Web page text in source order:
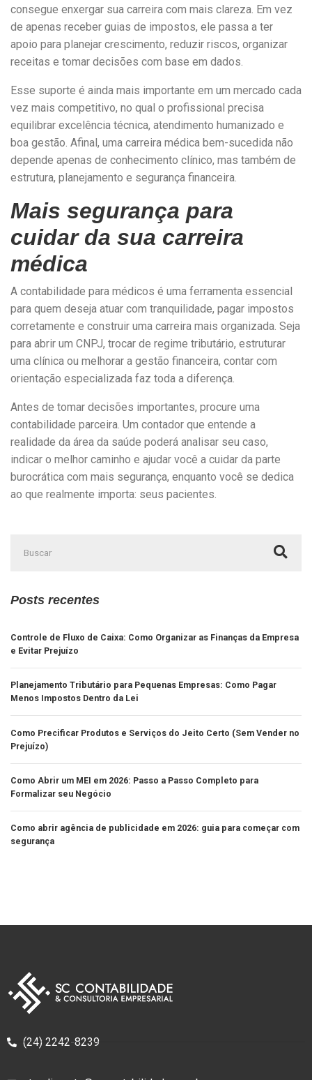
consegue enxergar sua carreira com mais clareza. Em vez
de apenas receber guias de impostos, ele passa a ter
apoio para planejar crescimento, reduzir riscos, organizar
receitas e tomar decisões com base em dados.
Esse suporte é ainda mais importante em um mercado cada
vez mais competitivo, no qual o profissional precisa
equilibrar excelência técnica, atendimento humanizado e
boa gestão. Afinal, uma carreira médica bem-sucedida não
depende apenas de conhecimento clínico, mas também de
estrutura, planejamento e segurança financeira.
Mais segurança para
cuidar da sua carreira
médica
A contabilidade para médicos é uma ferramenta essencial
para quem deseja atuar com tranquilidade, pagar impostos
corretamente e construir uma carreira mais organizada. Seja
para abrir um CNPJ, trocar de regime tributário, estruturar
uma clínica ou melhorar a gestão financeira, contar com
orientação especializada faz toda a diferença.
Antes de tomar decisões importantes, procure uma
contabilidade parceira. Um contador que entende a
realidade da área da saúde poderá analisar seu caso,
indicar o melhor caminho e ajudar você a cuidar da parte
burocrática com mais segurança, enquanto você se dedica
ao que realmente importa: seus pacientes.
Posts recentes
Controle de Fluxo de Caixa: Como Organizar as Finanças da Empresa
e Evitar Prejuízo
Planejamento Tributário para Pequenas Empresas: Como Pagar
Menos Impostos Dentro da Lei
Como Precificar Produtos e Serviços do Jeito Certo (Sem Vender no
Prejuízo)
Como Abrir um MEI em 2026: Passo a Passo Completo para
Formalizar seu Negócio
Como abrir agência de publicidade em 2026: guia para começar com
segurança
(24) 2242-8239